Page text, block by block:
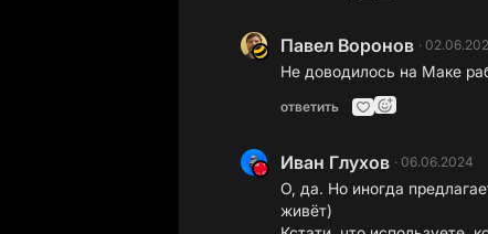
Павел Воронов ·
Не доводилось на Маке
ответить
Иван Глухов · 06.06.2024
О, да. Но иногда
живёт)